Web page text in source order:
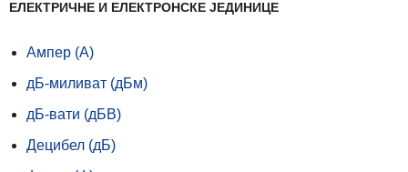
ЕЛЕКТРИЧНЕ И ЕЛЕКТРОНСКЕ ЈЕДИНИЦЕ
Ампер (А)
дБ-миливат (дБм)
дБ-вати (дБВ)
Децибел (дБ)